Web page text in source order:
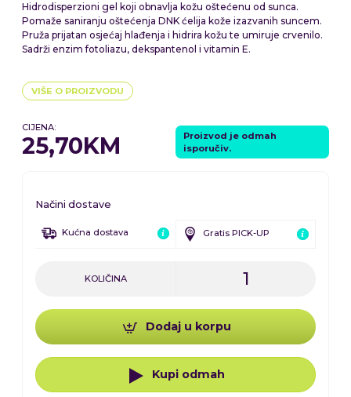
Hidrodisperzioni gel koji obnavlja kožu oštećenu od sunca.
Pomaže saniranju oštećenja DNK ćelija kože izazvanih suncem.
Pruža prijatan osjećaj hlađenja i hidrira kožu te umiruje crvenilo.
Sadrži enzim fotoliazu, dekspantenol i vitamin E.
VIŠE O PROIZVODU
CIJENA:
25,70KM
Proizvod je odmah
isporučiv.
Načini dostave
Kućna dostava Gratis PICK-UP
KOLIČINA
Dodaj u korpu
Kupi odmah